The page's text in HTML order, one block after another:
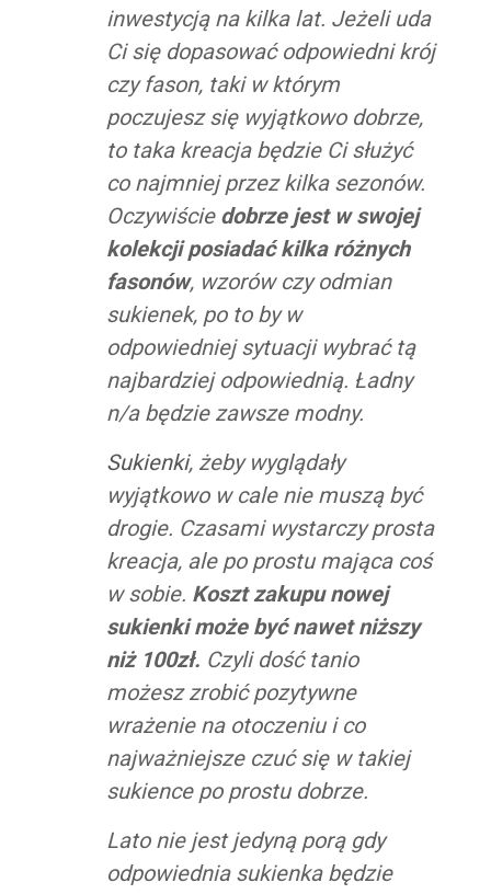
inwestycją na kilka lat. Jeżeli uda
Ci się dopasować odpowiedni krój
czy fason, taki w którym
poczujesz się wyjątkowo dobrze,
to taka kreacja będzie Ci służyć
co najmniej przez kilka sezonów.
Oczywiście dobrze jest w swojej
kolekcji posiadać kilka różnych
fasonów, wzorów czy odmian
sukienek, po to by w
odpowiedniej sytuacji wybrać tą
najbardziej odpowiednią. Ładny
n/a będzie zawsze modny.
Sukienki, żeby wyglądały
wyjątkowo w cale nie muszą być
drogie. Czasami wystarczy prosta
kreacja, ale po prostu mająca coś
w sobie. Koszt zakupu nowej
sukienki może być nawet niższy
niż 100zł. Czyli dość tanio
możesz zrobić pozytywne
wrażenie na otoczeniu i co
najważniejsze czuć się w takiej
sukience po prostu dobrze.
Lato nie jest jedyną porą gdy
odpowiednia sukienka będzie